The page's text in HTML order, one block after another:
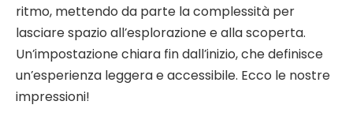
ritmo, mettendo da parte la complessità per
lasciare spazio all’esplorazione e alla scoperta.
Un’impostazione chiara fin dall’inizio, che definisce
un’esperienza leggera e accessibile. Ecco le nostre
impressioni!